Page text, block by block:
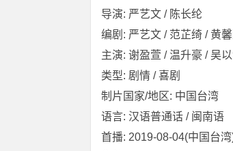
导演: 严艺文 / 陈长纶
编剧: 严艺文 / 范芷绮 / 黄
主演: 谢盈萱 / 温升豪 / 吴
类型: 剧情 / 喜剧
制片国家/地区: 中国台湾
语言: 汉语普通话 / 闽南语
首播: 2019-08-04(中国台